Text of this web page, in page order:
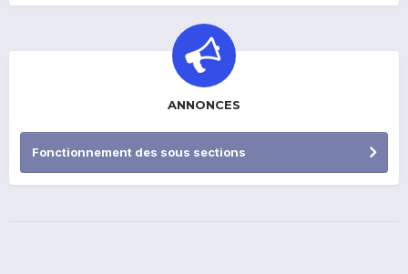
ANNONCES
Fonctionnement des sous sections